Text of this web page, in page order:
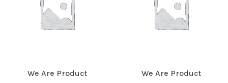
We Are Product We Are Product